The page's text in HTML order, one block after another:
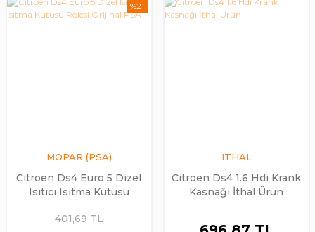
%21
MOPAR (PSA)
Citroen Ds4 Euro 5 Dizel
Isıtıcı Isıtma Kutusu
401,69 TL
ITHAL
Citroen Ds4 1.6 Hdi Krank
Kasnağı İthal Ürün